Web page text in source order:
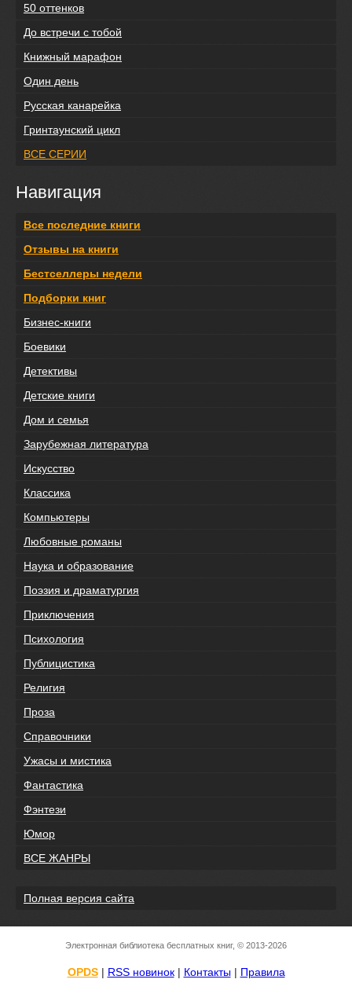
50 оттенков
До встречи с тобой
Книжный марафон
Один день
Русская канарейка
Гринтаунский цикл
ВСЕ СЕРИИ
Навигация
Все последние книги
Отзывы на книги
Бестселлеры недели
Подборки книг
Бизнес-книги
Боевики
Детективы
Детские книги
Дом и семья
Зарубежная литература
Искусство
Классика
Компьютеры
Любовные романы
Наука и образование
Поэзия и драматургия
Приключения
Психология
Публицистика
Религия
Проза
Справочники
Ужасы и мистика
Фантастика
Фэнтези
Юмор
ВСЕ ЖАНРЫ
Полная версия сайта
Электронная библиотека бесплатных книг, © 2013-2026
OPDS| RSS новинок| Контакты| Правила